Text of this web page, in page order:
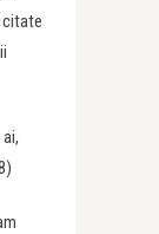
citate